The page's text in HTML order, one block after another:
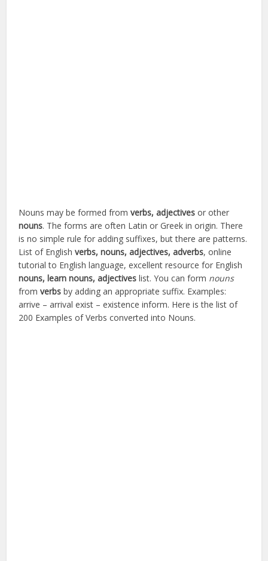
Nouns may be formed fromverbs, adjectives or other
nouns. The forms are often Latin or Greek in origin. There
is no simple rule for adding suffixes, but there are patterns.
List of Englishverbs, nouns, adjectives, adverbs, online
tutorial to English language, excellent resource for English
nouns, learn nouns, adjectives list. You can form nouns
fromverbs by adding an appropriate suffix. Examples:
arrive – arrival exist – existence inform. Here is the list of
200 Examples of Verbs converted into Nouns.